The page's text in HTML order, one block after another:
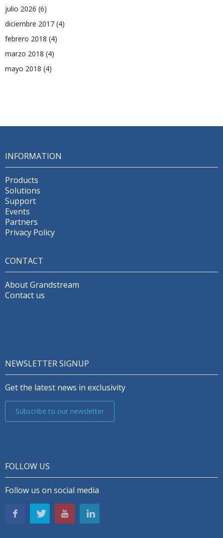
julio 2026 (6)
diciembre 2017 (4)
febrero 2018 (4)
marzo 2018 (4)
mayo 2018 (4)
INFORMATION
Products
Solutions
Support
Events
Partners
Privacy Policy
CONTACT
About Grandstream
Contact us
NEWSLETTER SIGNUP
Get the latest news in exclusivity
Subscribe to our newsletter
FOLLOW US
Follow us on social media